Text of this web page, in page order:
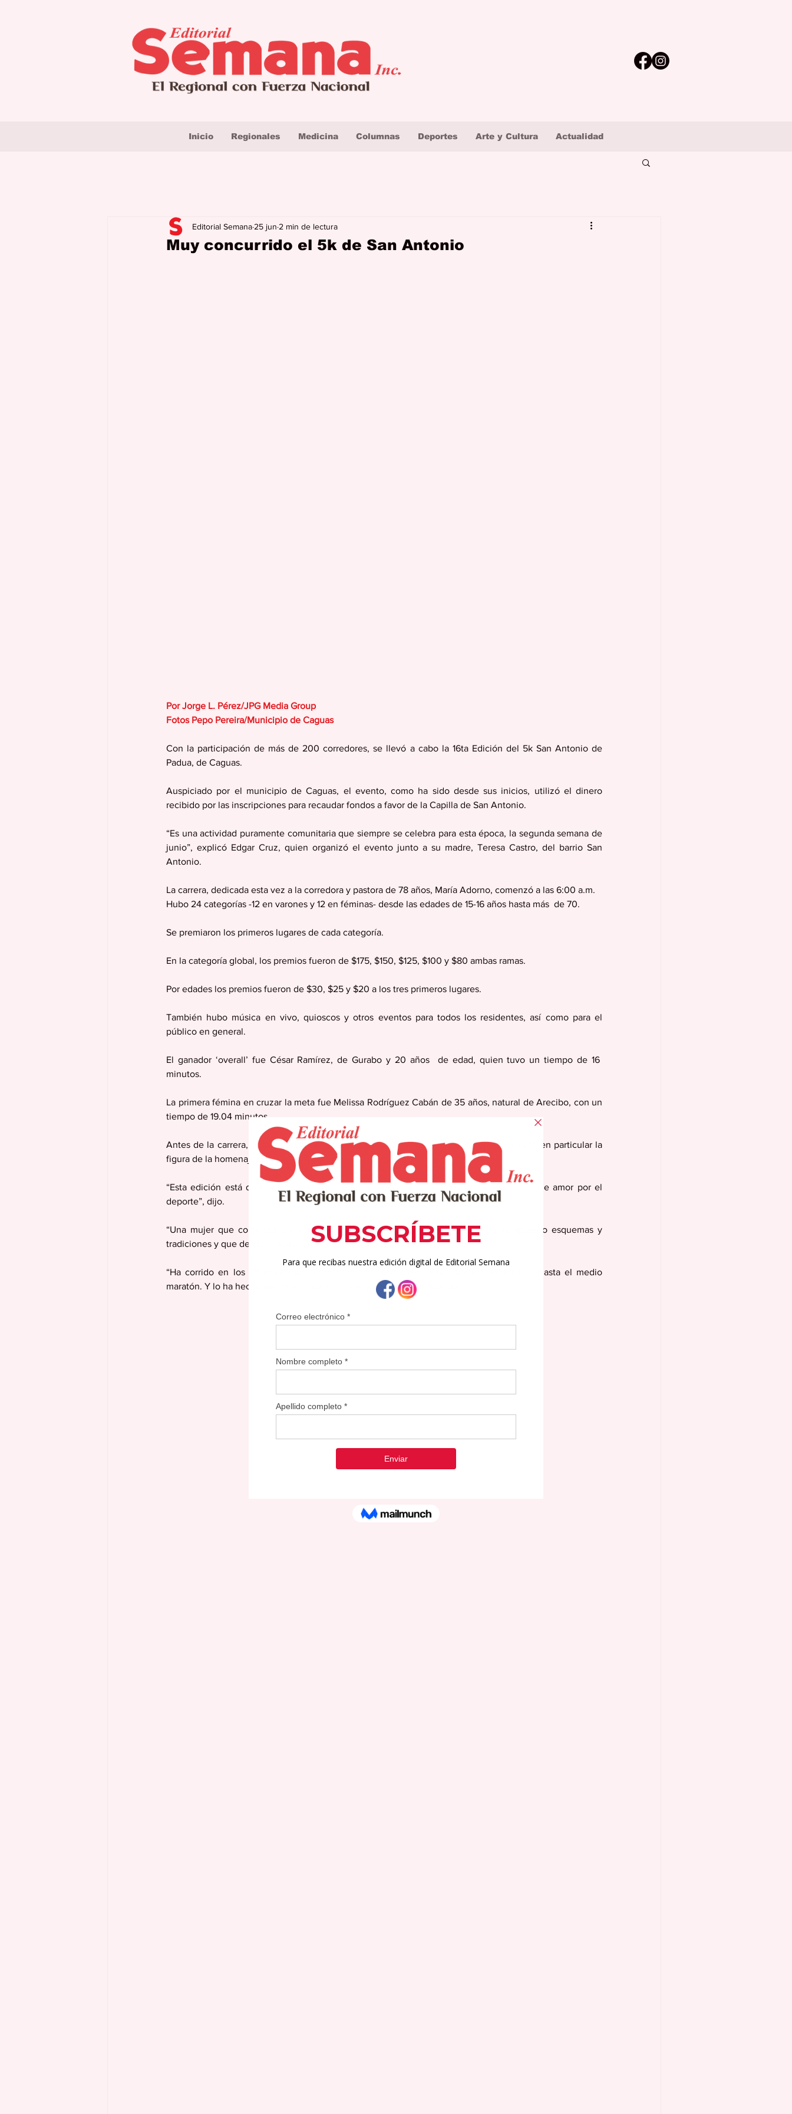
Inicio Regionales Medicina Columnas Deportes Arte y Cultura Actualidad
Muy concurrido el 5k de San Antonio
Editorial Semana 25 jun 2 min de lectura
Por Jorge L. Pérez/JPG Media Group
Fotos Pepo Pereira/Municipio de Caguas
Con la participación de más de 200 corredores, se llevó a cabo la 16ta Edición del 5k San Antonio de
Padua, de Caguas.
Auspiciado por el municipio de Caguas, el evento, como ha sido desde sus inicios, utilizó el dinero
recibido por las inscripciones para recaudar fondos a favor de la Capilla de San Antonio.
“Es una actividad puramente comunitaria que siempre se celebra para esta época, la segunda semana de
junio”, explicó Edgar Cruz, quien organizó el evento junto a su madre, Teresa Castro, del barrio San
Antonio.
La carrera, dedicada esta vez a la corredora y pastora de 78 años, María Adorno, comenzó a las 6:00 a.m.
Hubo 24 categorías -12 en varones y 12 en féminas- desde las edades de 15-16 años hasta más  de 70.
Se premiaron los primeros lugares de cada categoría.
En la categoría global, los premios fueron de $175, $150, $125, $100 y $80 ambas ramas.
Por edades los premios fueron de $30, $25 y $20 a los tres primeros lugares.
También hubo música en vivo, quioscos y otros eventos para todos los residentes, así como para el
público en general.
El ganador ‘overall’ fue César Ramírez, de Gurabo y 20 años  de edad, quien tuvo un tiempo de 16
minutos.
La primera fémina en cruzar la meta fue Melissa Rodríguez Cabán de 35 años, natural de Arecibo, con un
tiempo de 19.04 minutos.
Antes de la carrera, el alcalde William Miranda Torres le habló a la concurrencia y exaltó en particular la
figura de la homenajeada.
“Esta edición está dedicada a una mujer que es un ejemplo de perseverancia, de fe y de amor por el
deporte”, dijo.
“Una mujer que comenzó a correr en 1998 en Yabucoa, con una falda larga, rompiendo esquemas y
tradiciones y que desde entonces no ha parado”.
“Ha corrido en los 78 municipios y en todas las distancias, desde los tres kilómetros hasta el medio
maratón. Y lo ha hecho siempre con la misma fe y con la misma sonrisa”.